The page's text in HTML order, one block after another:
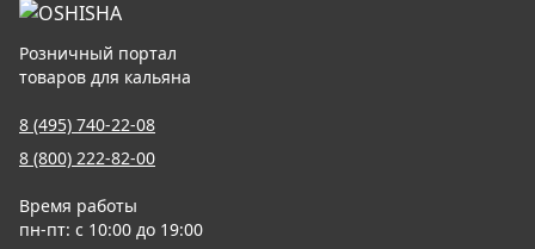
Розничный портал
товаров для кальяна
8 (495) 740-22-08
8 (800) 222-82-00
Время работы
пн-пт: с 10:00 до 19:00